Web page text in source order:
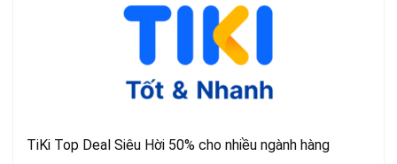
TiKi Top Deal Siêu Hời 50% cho nhiều ngành hàng